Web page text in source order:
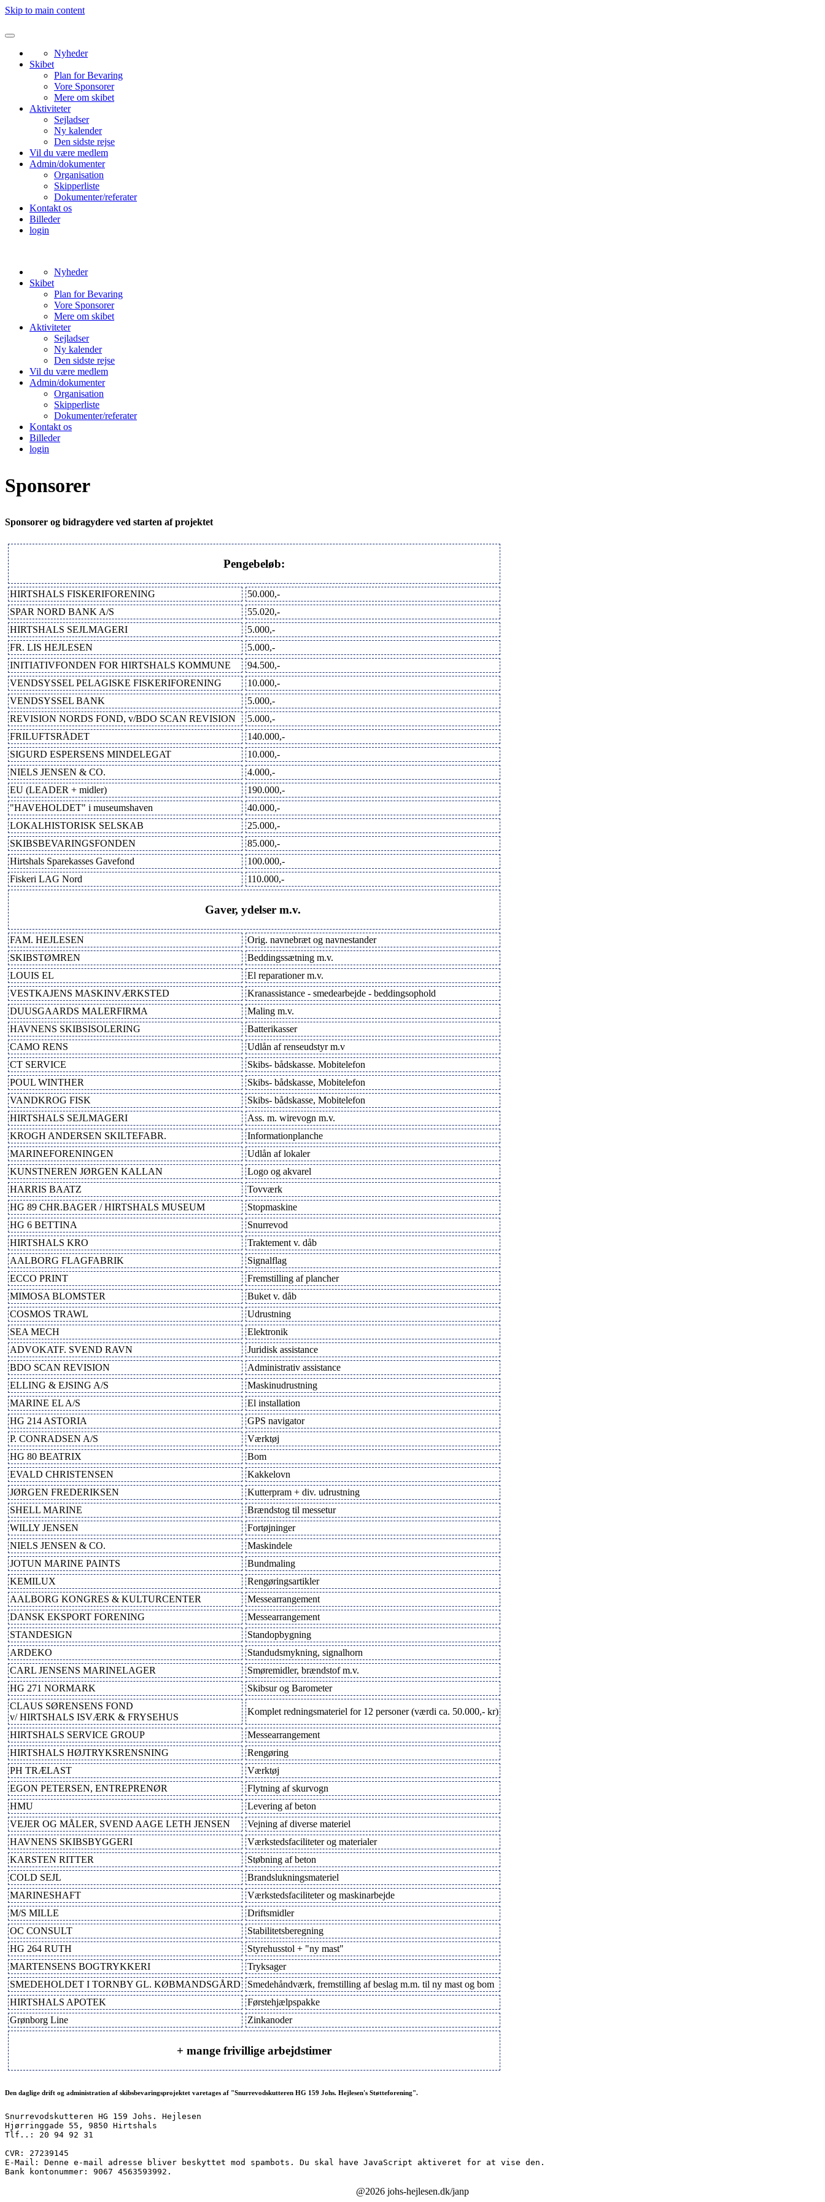
Skip to main content
Nyheder
Skibet
Plan for Bevaring
Vore Sponsorer
Mere om skibet
Aktiviteter
Sejladser
Ny kalender
Den sidste rejse
Vil du være medlem
Admin/dokumenter
Organisation
Skipperliste
Dokumenter/referater
Kontakt os
Billeder
login
Nyheder
Skibet
Plan for Bevaring
Vore Sponsorer
Mere om skibet
Aktiviteter
Sejladser
Ny kalender
Den sidste rejse
Vil du være medlem
Admin/dokumenter
Organisation
Skipperliste
Dokumenter/referater
Kontakt os
Billeder
login
Sponsorer
Sponsorer og bidragydere ved starten af projektet
Pengebeløb:
HIRTSHALS FISKERIFORENING
50.000,-
SPAR NORD BANK A/S
55.020,-
HIRTSHALS SEJLMAGERI
5.000,-
FR. LIS HEJLESEN
5.000,-
INITIATIVFONDEN FOR HIRTSHALS KOMMUNE
94.500,-
VENDSYSSEL PELAGISKE FISKERIFORENING
10.000,-
VENDSYSSEL BANK
5.000,-
REVISION NORDS FOND, v/BDO SCAN REVISION
5.000,-
FRILUFTSRÅDET
140.000,-
SIGURD ESPERSENS MINDELEGAT
10.000,-
NIELS JENSEN & CO.
4.000,-
EU (LEADER + midler)
190.000,-
"HAVEHOLDET" i museumshaven
40.000,-
LOKALHISTORISK SELSKAB
25.000,-
SKIBSBEVARINGSFONDEN
85.000,-
Hirtshals Sparekasses Gavefond
100.000,-
Fiskeri LAG Nord
110.000,-
Gaver, ydelser m.v.
FAM. HEJLESEN
Orig. navnebræt og navnestander
SKIBSTØMREN
Beddingssætning m.v.
LOUIS EL
El reparationer m.v.
VESTKAJENS MASKINVÆRKSTED
Kranassistance - smedearbejde - beddingsophold
DUUSGAARDS MALERFIRMA
Maling m.v.
HAVNENS SKIBSISOLERING
Batterikasser
CAMO RENS
Udlån af renseudstyr m.v
CT SERVICE
Skibs- bådskasse. Mobitelefon
POUL WINTHER
Skibs- bådskasse, Mobitelefon
VANDKROG FISK
Skibs- bådskasse, Mobitelefon
HIRTSHALS SEJLMAGERI
Ass. m. wirevogn m.v.
KROGH ANDERSEN SKILTEFABR.
Informationplanche
MARINEFORENINGEN
Udlån af lokaler
KUNSTNEREN JØRGEN KALLAN
Logo og akvarel
HARRIS BAATZ
Tovværk
HG 89 CHR.BAGER / HIRTSHALS MUSEUM
Stopmaskine
HG 6 BETTINA
Snurrevod
HIRTSHALS KRO
Traktement v. dåb
AALBORG FLAGFABRIK
Signalflag
ECCO PRINT
Fremstilling af plancher
MIMOSA BLOMSTER
Buket v. dåb
COSMOS TRAWL
Udrustning
SEA MECH
Elektronik
ADVOKATF. SVEND RAVN
Juridisk assistance
BDO SCAN REVISION
Administrativ assistance
ELLING & EJSING A/S
Maskinudrustning
MARINE EL A/S
El installation
HG 214 ASTORIA
GPS navigator
P. CONRADSEN A/S
Værktøj
HG 80 BEATRIX
Bom
EVALD CHRISTENSEN
Kakkelovn
JØRGEN FREDERIKSEN
Kutterpram + div. udrustning
SHELL MARINE
Brændstog til messetur
WILLY JENSEN
Fortøjninger
NIELS JENSEN & CO.
Maskindele
JOTUN MARINE PAINTS
Bundmaling
KEMILUX
Rengøringsartikler
AALBORG KONGRES & KULTURCENTER
Messearrangement
DANSK EKSPORT FORENING
Messearrangement
STANDESIGN
Standopbygning
ARDEKO
Standudsmykning, signalhorn
CARL JENSENS MARINELAGER
Smøremidler, brændstof m.v.
HG 271 NORMARK
Skibsur og Barometer
CLAUS SØRENSENS FOND
v/ HIRTSHALS ISVÆRK & FRYSEHUS
Komplet redningsmateriel for 12 personer (værdi ca. 50.000,- kr)
HIRTSHALS SERVICE GROUP
Messearrangement
HIRTSHALS HØJTRYKSRENSNING
Rengøring
PH TRÆLAST
Værktøj
EGON PETERSEN, ENTREPRENØR
Flytning af skurvogn
HMU
Levering af beton
VEJER OG MÅLER, SVEND AAGE LETH JENSEN
Vejning af diverse materiel
HAVNENS SKIBSBYGGERI
Værkstedsfaciliteter og materialer
KARSTEN RITTER
Støbning af beton
COLD SEJL
Brandslukningsmateriel
MARINESHAFT
Værkstedsfaciliteter og maskinarbejde
M/S MILLE
Driftsmidler
OC CONSULT
Stabilitetsberegning
HG 264 RUTH
Styrehusstol + "ny mast"
MARTENSENS BOGTRYKKERI
Tryksager
SMEDEHOLDET I TORNBY GL. KØBMANDSGÅRD
Smedehåndværk, fremstilling af beslag m.m. til ny mast og bom
HIRTSHALS APOTEK
Førstehjælpspakke
Grønborg Line
Zinkanoder
+ mange frivillige arbejdstimer
Den daglige drift og administration af skibsbevaringsprojektet varetages af "Snurrevodskutteren HG 159 Johs. Hejlesen's Støtteforening".
Snurrevodskutteren HG 159 Johs. Hejlesen
Hjørringgade 55, 9850 Hirtshals
Tlf..: 20 94 92 31
CVR: 27239145
E-Mail: Denne e-mail adresse bliver beskyttet mod spambots. Du skal have JavaScript aktiveret for at vise den.
Bank kontonummer: 9067 4563593992.
@2026 johs-hejlesen.dk/janp